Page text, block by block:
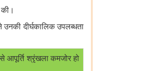
उनकी दीर्घकालिक उपलब्धता
आपूर्ति श्रृंखला कमजोर हो